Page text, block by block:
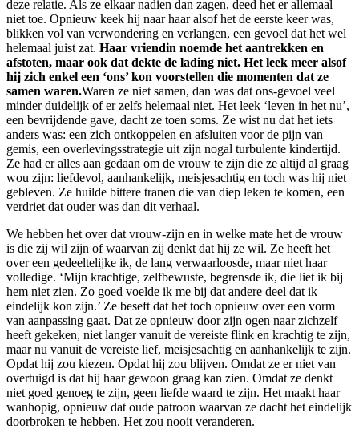
deze relatie. Als ze elkaar nadien dan zagen, deed het er allemaal
niet toe. Opnieuw keek hij naar haar alsof het de eerste keer was,
blikken vol van verwondering en verlangen, een gevoel dat het wel
helemaal juist zat. Haar vriendin noemde het aantrekken en
afstoten, maar ook dat dekte de lading niet. Het leek meer alsof
hij zich enkel een ‘ons’ kon voorstellen die momenten dat ze
samen waren.Waren ze niet samen, dan was dat ons-gevoel veel
minder duidelijk of er zelfs helemaal niet. Het leek ‘leven in het nu’,
een bevrijdende gave, dacht ze toen soms. Ze wist nu dat het iets
anders was: een zich ontkoppelen en afsluiten voor de pijn van
gemis, een overlevingsstrategie uit zijn nogal turbulente kindertijd.
Ze had er alles aan gedaan om de vrouw te zijn die ze altijd al graag
wou zijn: liefdevol, aanhankelijk, meisjesachtig en toch was hij niet
gebleven. Ze huilde bittere tranen die van diep leken te komen, een
verdriet dat ouder was dan dit verhaal.
We hebben het over dat vrouw-zijn en in welke mate het de vrouw
is die zij wil zijn of waarvan zij denkt dat hij ze wil. Ze heeft het
over een gedeeltelijke ik, de lang verwaarloosde, maar niet haar
volledige. ‘Mijn krachtige, zelfbewuste, begrensde ik, die liet ik bij
hem niet zien. Zo goed voelde ik me bij dat andere deel dat ik
eindelijk kon zijn.’ Ze beseft dat het toch opnieuw over een vorm
van aanpassing gaat. Dat ze opnieuw door zijn ogen naar zichzelf
heeft gekeken, niet langer vanuit de vereiste flink en krachtig te zijn,
maar nu vanuit de vereiste lief, meisjesachtig en aanhankelijk te zijn.
Opdat hij zou kiezen. Opdat hij zou blijven. Omdat ze er niet van
overtuigd is dat hij haar gewoon graag kan zien. Omdat ze denkt
niet goed genoeg te zijn, geen liefde waard te zijn. Het maakt haar
wanhopig, opnieuw dat oude patroon waarvan ze dacht het eindelijk
doorbroken te hebben. Het zou nooit veranderen.